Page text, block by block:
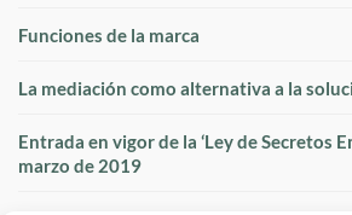
Funciones de la marca
La mediación como alternativa a la
Entrada en vigor de la ‘Ley de Secretos
marzo de 2019